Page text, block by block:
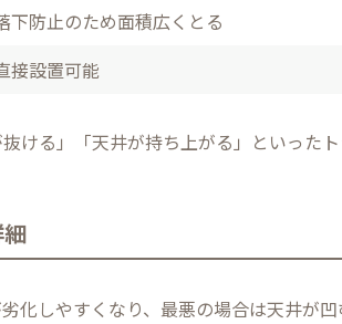
下防止のため面積広くとる
接設置可能
ける」「天井が持ち上がる」といった
化しやすくなり、最悪の場合は天井が